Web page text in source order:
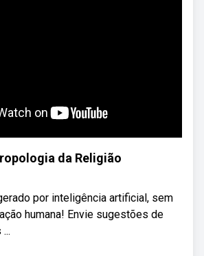
da Religião
por inteligência artificial, sem
humana! Envie sugestões de